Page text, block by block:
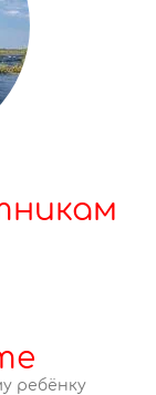
ребёнку